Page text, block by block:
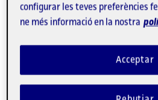
Relacions Internacionals
Ciència política i de
Màsters
configurar les teves preferències
ne més informació en la nostra
Acceptar